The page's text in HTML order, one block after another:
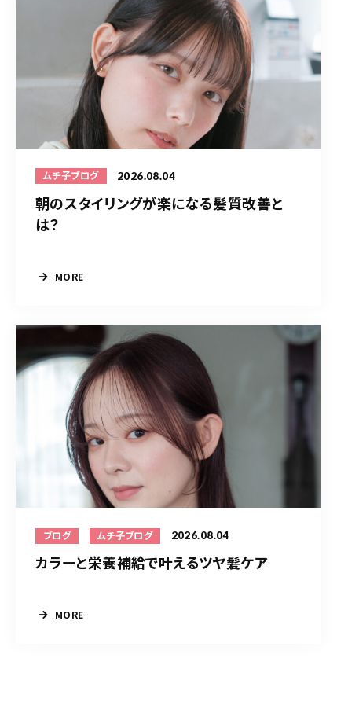
ムチ子ブログ 2026.08.04
朝のスタイリングが楽になる髪質改善と
は？
MORE
ブログ ムチ子ブログ 2026.08.04
カラーと栄養補給で叶えるツヤ髪ケア
MORE